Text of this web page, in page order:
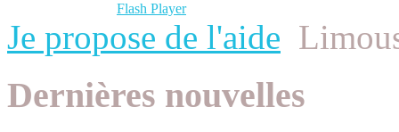
Flash Playerto view content.
Je propose de l'aide
Dernières nouvelles